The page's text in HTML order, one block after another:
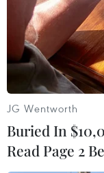
TIN CÙNG
Hàn Quốc tái
chung sống
06/08/2026 15:33
JG Wentworth
Buried In
Read Page 2